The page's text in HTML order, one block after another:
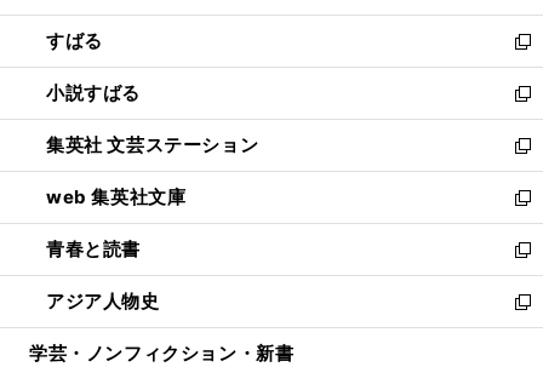
開
く
ウ
で
開
く
ン
ド
ウ
で
開
く
すばる
新
し
い
ウ
ィ
ン
ド
ウ
で
開
く
小説すばる
新
し
い
ウ
ィ
ン
ド
ウ
で
開
集英社 文芸ステーション
新
し
い
ウ
ィ
ン
ド
ウ
web 集英社文庫
新
し
い
ウ
ィ
ン
青春と読書
新
し
い
ウ
アジア人物史
新
し
学芸・ノンフィクション・新書